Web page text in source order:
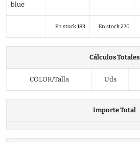
blue
En stock 183 En stock 270
Cálculos Totales
COLOR/Talla Uds
Importe Total